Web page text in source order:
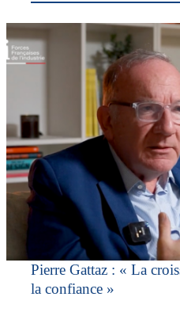
Pierre Gattaz : « La
la confiance »